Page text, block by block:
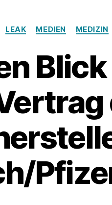
Kategorien
LEAK MEDIEN MEDIZIN